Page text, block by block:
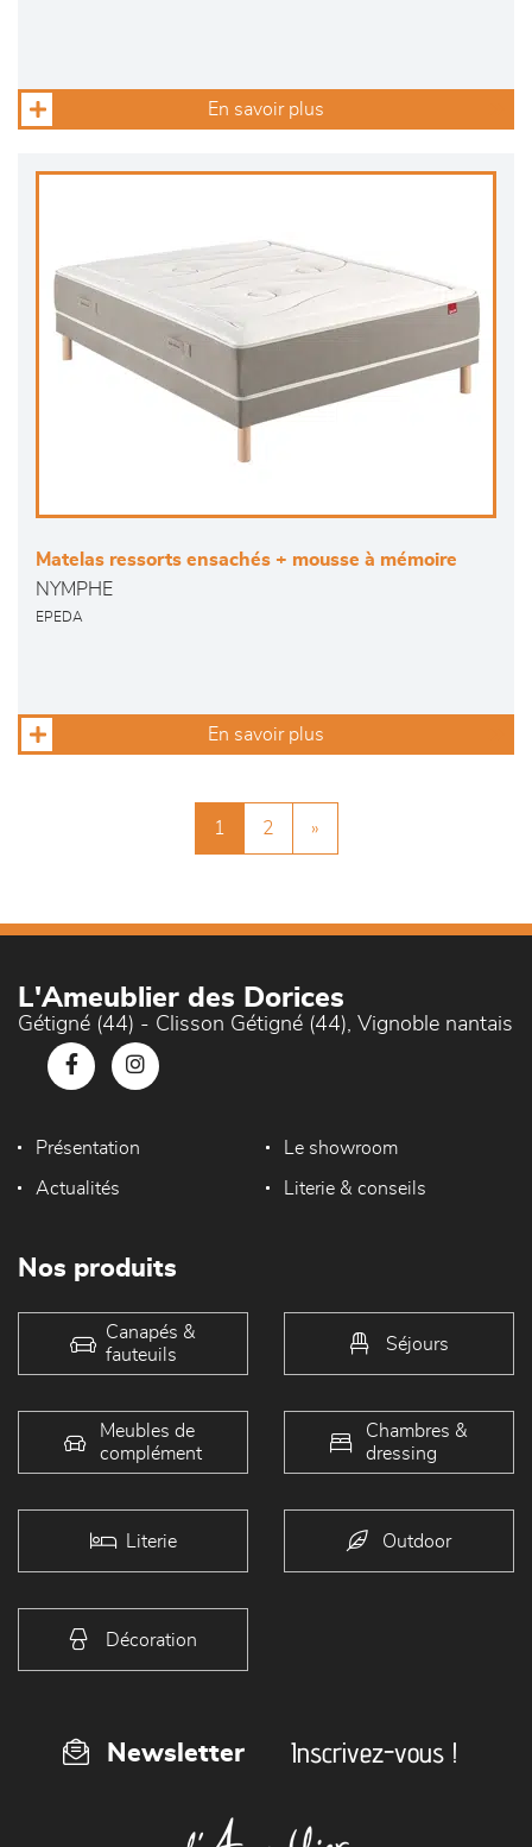
En savoir plus
Matelas ressorts ensachés + mousse à mémoire
NYMPHE
EPEDA
En savoir plus
1 2 »
L'Ameublier des Dorices
Gétigné (44) - Clisson Gétigné (44), Vignoble nantais
Présentation Le showroom
Actualités Literie & conseils
Nos produits
Canapés &
fauteuils
Séjours
Meubles de
complément
Chambres &
dressing
Literie Outdoor
Décoration
Newsletter Inscrivez-vous !